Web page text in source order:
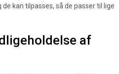
kan tilpasses, så de passer til lige
af